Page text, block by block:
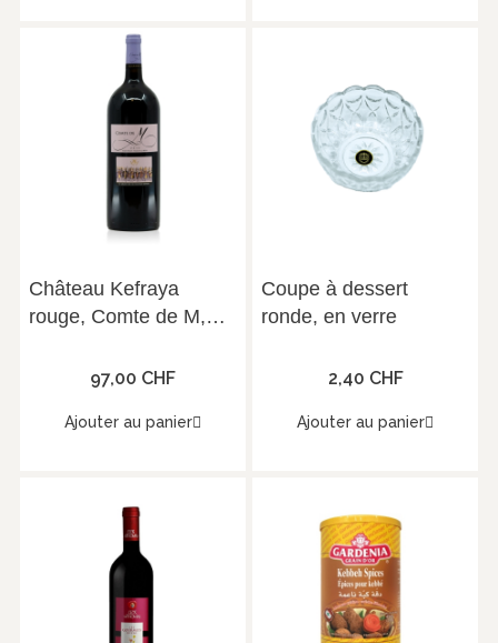
Château Kefraya
rouge, Comte de M,
2010, Magnum (1.5 l)
97,00 CHF
Ajouter au panier
Coupe à dessert
ronde, en verre
2,40 CHF
Ajouter au panier